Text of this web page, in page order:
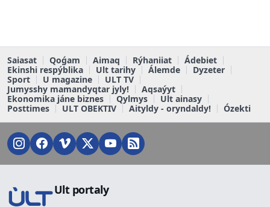
Saiasat Qoǵam Aimaq Rýhaniiat
Ádebiet
Ekinshi respýblika
Ult tarihy Álemde
Dyzeter
Sport
U magazine
ULT TV
Jumysshy mamandyqtar jyly!
Aqsaýyt
Ekonomika jáne biznes
Qylmys
Ult ainasy
Posttimes
ULT OBEKTIV Aityldy - oryndaldy! Ózekti
Ult portaly